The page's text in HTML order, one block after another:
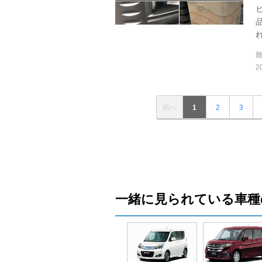
前へ 1 2 3
一緒に見られている車